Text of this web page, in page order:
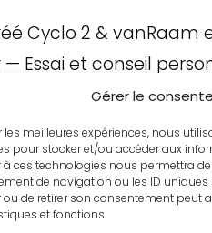
Gérer le
les meilleures expériences, nous
pour stocker et/ou accéder aux
ces technologies nous permettra
de navigation ou les ID uniques
de retirer son consentement peut
et fonctions.
Cyclo 2 & vanRaam
Essai et conseil
, votre magasin
Foch à
proposons une gamme